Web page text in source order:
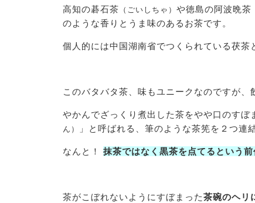
高知の碁石茶 （ごいしちゃ） や徳島の阿波晩茶
のような香りとうま味のあるお茶です。
個人的には中国湖南省でつくられている茯茶
このバタバタ茶、味もユニークなのですが、
やかんでざっくり煮出した茶をやや口のす
ん）
」と呼ばれる、筆のような茶筅を２つ連
なんと！ 抹茶ではなく黒茶を点てるという
茶がこぼれないようにすぼまった茶碗のヘリ